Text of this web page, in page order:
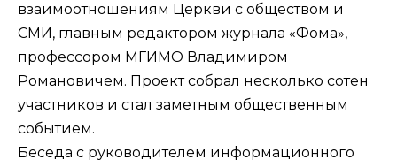
взаимоотношениям Церкви с обществом и
СМИ, главным редактором журнала «Фома»,
профессором МГИМО Владимиром
Романовичем. Проект собрал несколько сотен
участников и стал заметным общественным
событием.
Беседа с руководителем информационного